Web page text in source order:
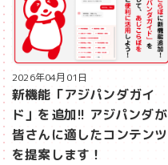
2026年04月01日
新機能「アジパンダガイ
ド」を追加!! アジパンダが
皆さんに適したコンテンツ
を提案します！